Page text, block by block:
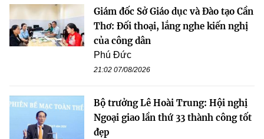
Giám đốc Sở Giáo dục và Đào tạo Cần
Thơ: Đối thoại, lắng nghe kiến nghị
của công dân
Phú Đức
21:02 07/08/2026
Bộ trưởng Lê Hoài Trung: Hội nghị
Ngoại giao lần thứ 33 thành công tốt
đẹp